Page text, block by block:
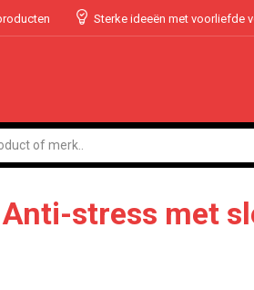
Sterke ideeën met voorliefde
Anti-stress met